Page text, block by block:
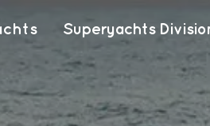
Superyachts